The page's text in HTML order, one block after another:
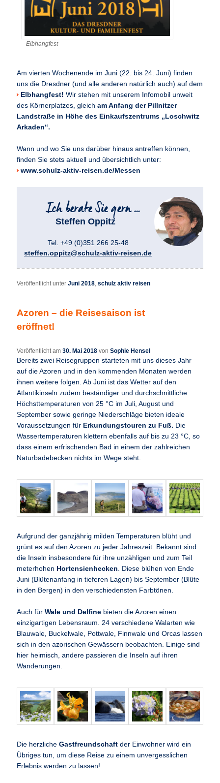
Elbhangfest
Am vierten Wochenende im Juni (22. bis 24. Juni) finden
uns die Dresdner (und alle anderen natürlich auch) auf dem
Elbhangfest! Wir stehen mit unserem Infomobil unweit
des Körnerplatzes, gleicham Anfang der Pillnitzer
Landstraße in Höhe des Einkaufszentrums „Loschwitz
Arkaden“.
Wann und wo Sie uns darüber hinaus antreffen können,
finden Sie stets aktuell und übersichtlich unter:
www.schulz-aktiv-reisen.de/Messen
Steffen Oppitz
Tel. +49 (0)351 266 25-48
steffen.oppitz@schulz-aktiv-reisen.de
Veröffentlicht unter Juni 2018 ,schulz aktiv reisen
Azoren – die Reisesaison ist
eröffnet!
Veröffentlicht am30. Mai 2018 vonSophie Hensel
Bereits zwei Reisegruppen starteten mit uns dieses Jahr
auf die Azoren und in den kommenden Monaten werden
ihnen weitere folgen. Ab Juni ist das Wetter auf den
Atlantikinseln zudem beständiger und durchschnittliche
Höchsttemperaturen von 25 °C im Juli, August und
September sowie geringe Niederschläge bieten ideale
Voraussetzungen für Erkundungstouren zu Fuß. Die
Wassertemperaturen klettern ebenfalls auf bis zu 23 °C, so
dass einem erfrischenden Bad in einem der zahlreichen
Naturbadebecken nichts im Wege steht.
Aufgrund der ganzjährig milden Temperaturen blüht und
grünt es auf den Azoren zu jeder Jahreszeit. Bekannt sind
die Inseln insbesondere für ihre unzähligen und zum Teil
meterhohen Hortensienhecken . Diese blühen von Ende
Juni (Blütenanfang in tieferen Lagen) bis September (Blüte
in den Bergen) in den verschiedensten Farbtönen.
Auch fürWale und Delfine bieten die Azoren einen
einzigartigen Lebensraum. 24 verschiedene Walarten wie
Blauwale, Buckelwale, Pottwale, Finnwale und Orcas lassen
sich in den azorischen Gewässern beobachten. Einige sind
hier heimisch, andere passieren die Inseln auf ihren
Wanderungen.
Die herzlicheGastfreundschaft der Einwohner wird ein
Übriges tun, um diese Reise zu einem unvergesslichen
Erlebnis werden zu lassen!